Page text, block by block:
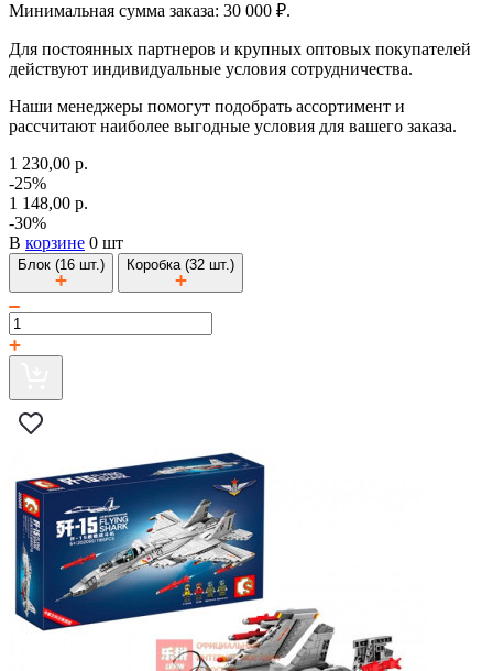
Минимальная сумма заказа: 30 000 ₽.
Для постоянных партнеров и крупных оптовых покупателей
действуют индивидуальные условия сотрудничества.
Наши менеджеры помогут подобрать ассортимент и
рассчитают наиболее выгодные условия для вашего заказа.
1 230,00 р.
-25%
1 148,00 р.
-30%
В корзине 0 шт
Блок (16 шт.) Коробка (32 шт.)